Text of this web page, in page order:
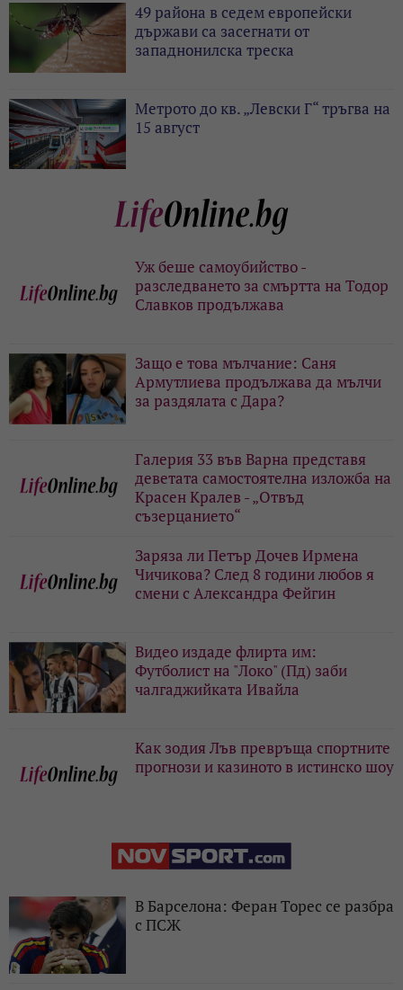
49 района в седем европейски
държави са засегнати от
западнонилска треска
Метрото до кв. „Левски Г“ тръгва на
15 август
Уж беше самоубийство -
разследването за смъртта на Тодор
Славков продължава
Защо е това мълчание: Саня
Армутлиева продължава да мълчи
за раздялата с Дара?
Галерия 33 във Варна представя
деветата самостоятелна изложба на
Красен Кралев - „Отвъд
съзерцанието“
Заряза ли Петър Дочев Ирмена
Чичикова? След 8 години любов я
смени с Александра Фейгин
Видео издаде флирта им:
Футболист на "Локо" (Пд) заби
чалгаджийката Ивайла
Как зодия Лъв превръща спортните
прогнози и казиното в истинско шоу
В Барселона: Феран Торес се разбра
с ПСЖ